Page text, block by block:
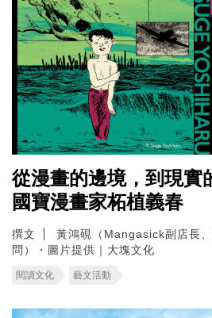
從漫畫的邊境，到現實
國寶漫畫家柘植義春
撰文
黃鴻硯（Mangasick副店長
問）・圖片提供｜大塊文化
閱讀文化 藝文活動